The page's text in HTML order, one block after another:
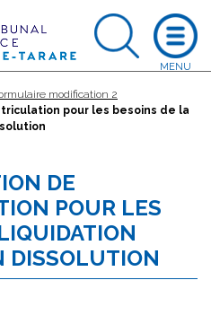
modification 2
pour les besoins de la
DE
POUR LES
DISSOLUTION